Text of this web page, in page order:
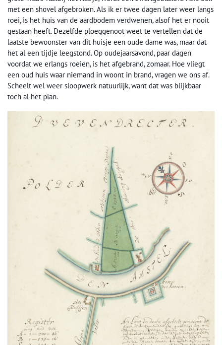
met een shovel afgebroken. Als ik er twee dagen later weer langs
roei, is het huis van de aardbodem verdwenen, alsof het er nooit
gestaan heeft. Dezelfde ploeggenoot weet te vertellen dat de
laatste bewoonster van dit huisje een oude dame was, maar dat
het al een tijdje leegstond. Op oudejaarsavond, paar dagen
voordat we erlangs roeien, is het afgebrand, zomaar. Hoe vliegt
een oud huis waar niemand in woont in brand, vragen we ons af.
Scheelt wel weer sloopwerk natuurlijk, want dat was blijkbaar
toch al het plan.